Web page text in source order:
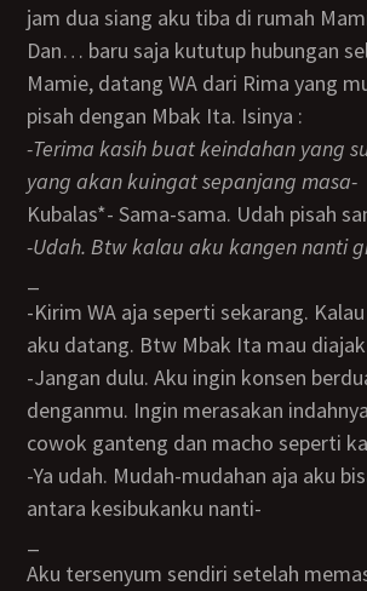
jam dua siang aku tiba di rumah
Dan… baru saja kututup hubungan seluler dengan
Mamie, datang WA dari Rima yang
pisah dengan Mbak Ita. Isinya :
-Terima kasih buat keindahan yang sudah terjadi,
yang akan kuingat sepanjang masa-
Kubalas*- Sama-sama. Udah pisah
-Udah. Btw kalau aku kangen nanti
-Kirim WA aja seperti sekarang. Kalau gak sibuk pasti
aku datang. Btw Mbak Ita mau
-Jangan dulu. Aku ingin konsen berduaan aja
denganmu. Ingin merasakan
cowok ganteng dan macho seperti
-Ya udah. Mudah-mudahan aja aku bisa nyelip di
antara kesibukanku nanti-
Aku tersenyum sendiri setelah memasukkan hape ke